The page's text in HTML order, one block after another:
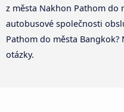
z města Nakhon Pathom do
autobusové společnosti
Pathom do města
otázky.